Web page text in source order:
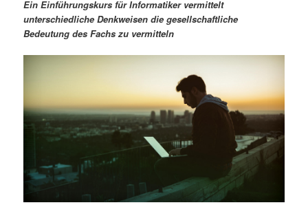
ä
r
n
n
n
d
r
n
n
a
v
i
o
Ein Einführungskurs für Informatiker vermittelt
unterschiedliche Denkweisen die gesellschaftliche
Bedeutung des Fachs zu vermitteln